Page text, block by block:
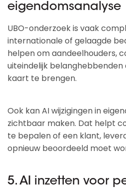
eigendomsanalyse
UBO-onderzoek is vaak
internationale of gelaagde
helpen om aandeelhouders,
uiteindelijk
kaart te brengen.
Ook kan AI wijzigingen in
zichtbaar maken. Dat helpt
te bepalen of een klant,
opnieuw beoordeeld moet
5. AI inzetten voor